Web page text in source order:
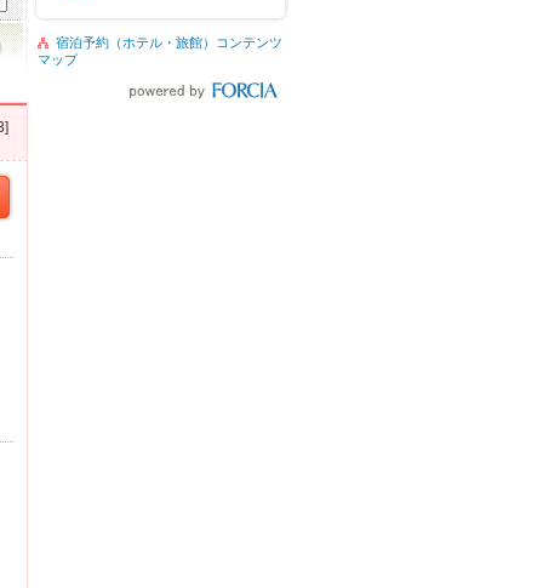
宿泊予約（ホテル・旅館）コンテンツ
マップ